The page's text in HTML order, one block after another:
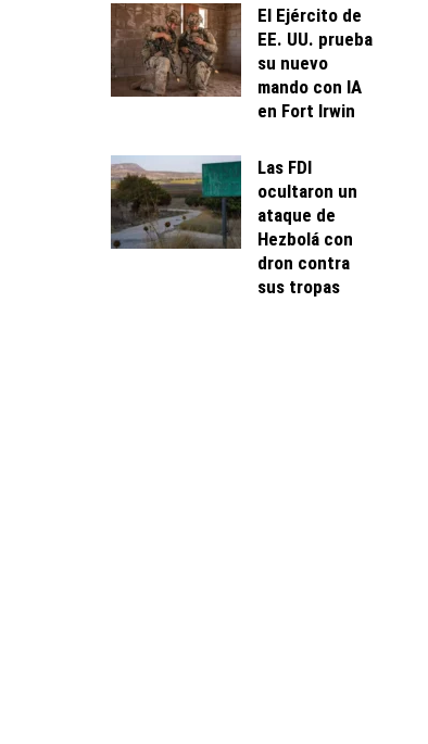
El Ejército de
EE. UU. prueba
su nuevo
mando con IA
en Fort Irwin
Las FDI
ocultaron un
ataque de
Hezbolá con
dron contra
sus tropas